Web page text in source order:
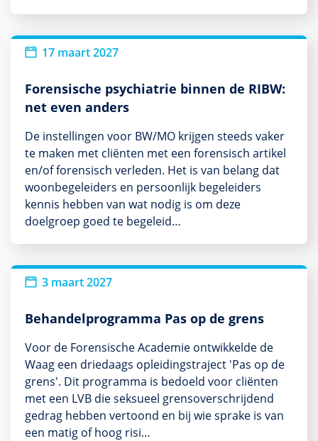
17 maart 2027
Forensische psychiatrie binnen de RIBW:
net even anders
De instellingen voor BW/MO krijgen steeds vaker
te maken met cliënten met een forensisch artikel
en/of forensisch verleden. Het is van belang dat
woonbegeleiders en persoonlijk begeleiders
kennis hebben van wat nodig is om deze
doelgroep goed te begeleid…
3 maart 2027
Behandelprogramma Pas op de grens
Voor de Forensische Academie ontwikkelde de
Waag een driedaags opleidingstraject 'Pas op de
grens'. Dit programma is bedoeld voor cliënten
met een LVB die seksueel grensoverschrijdend
gedrag hebben vertoond en bij wie sprake is van
een matig of hoog risi…